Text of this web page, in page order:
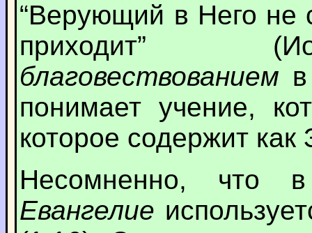
“Верующий в Него не
приходит”
благовествованием
понимает учение,
которое содержит как
Несомненно, что
Евангелие